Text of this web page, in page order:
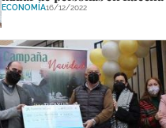
ECONOMÍA16/12/2022